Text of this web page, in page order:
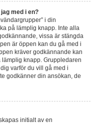
med i en?
i din
på lämplig knapp. Inte alla
vissa är stängda
är öppen kan du gå med i
kräver godkännande kan
knapp. Gruppledaren
varför du vill gå med i
godkänner din ansökan, de
initialt av en